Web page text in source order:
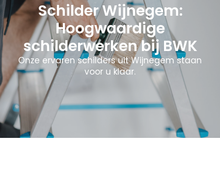
Schilder Wijnegem:
Hoogwaardige
schilderwerken bij BWK
Onze ervaren schilders uit Wijnegem staan
voor u klaar.